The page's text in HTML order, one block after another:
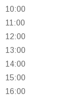
10:00
11:00
12:00
13:00
14:00
15:00
16:00